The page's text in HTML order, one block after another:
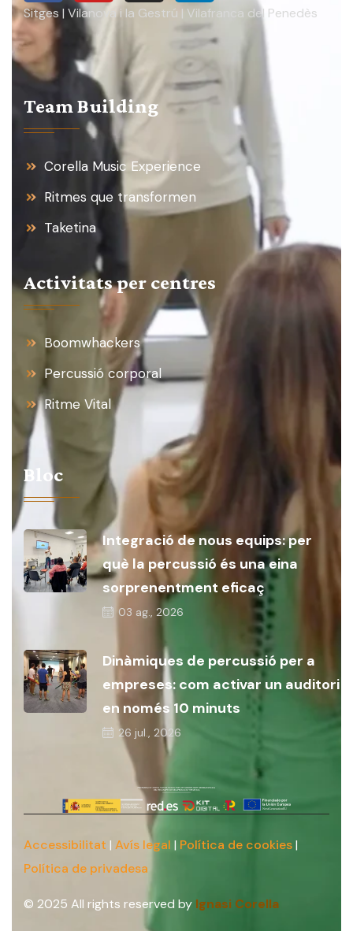
Sitges | Vilanova i la Gestrú | Vilafranca del Penedès
Team Building
Corella Music Experience
Ritmes que transformen
Taketina
Activitats per centres
Boomwhackers
Percussió corporal
Ritme Vital
Bloc
Integració de nous equips: per
què la percussió és una eina
sorprenentment eficaç
03 ag., 2026
Dinàmiques de percussió per a
empreses: com activar un auditori
en només 10 minuts
26 jul., 2026
Accessibilitat | Avís legal | Política de cookies|
Política de privadesa
© 2025 All rights reserved by Ignasi Corella